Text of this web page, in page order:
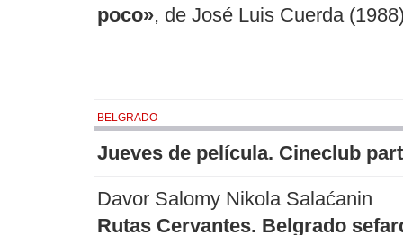
poco», de José Luis Cuerda
BELGRADO
Jueves de película. Cineclub
Davor Salomy Nikola Salaćanin
Rutas Cervantes. Belgrado